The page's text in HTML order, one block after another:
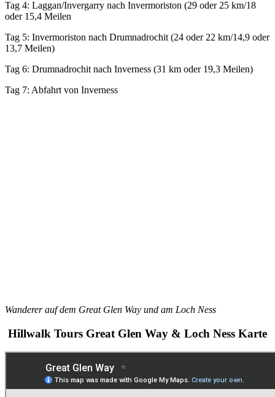
Tag 4: Laggan/Invergarry nach Invermoriston (29 oder 25 km/18
oder 15,4 Meilen
Tag 5: Invermoriston nach Drumnadrochit (24 oder 22 km/14,9 oder
13,7 Meilen)
Tag 6: Drumnadrochit nach Inverness (31 km oder 19,3 Meilen)
Tag 7: Abfahrt von Inverness
Wanderer auf dem Great Glen Way und am Loch Ness
Hillwalk Tours Great Glen Way & Loch Ness Karte